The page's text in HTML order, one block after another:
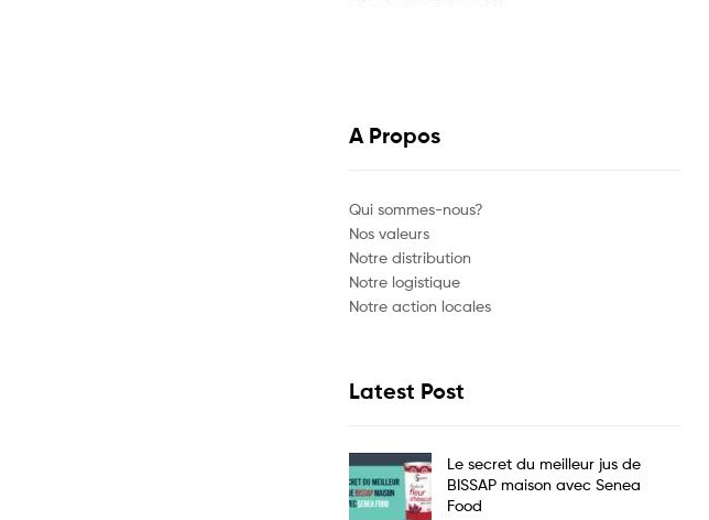
A Propos
Qui sommes-nous?
Nos valeurs
Notre distribution
Notre logistique
Notre action locales
Latest Post
Le secret du meilleur jus de
BISSAP maison avec Senea
Food